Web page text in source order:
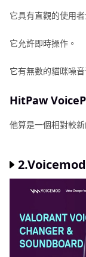
它具有直觀的使用
它允許即時操作。
它有無數的貓咪噪
HitPaw
他算是一個相對較
2.Voicemod